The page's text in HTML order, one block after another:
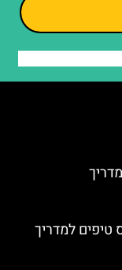
טיפים למדריך